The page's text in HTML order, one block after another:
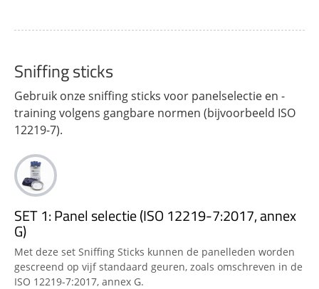
Sniffing sticks
Gebruik onze sniffing sticks voor panelselectie en -
training volgens gangbare normen (bijvoorbeeld ISO
12219-7).
SET 1: Panel selectie (ISO 12219-7:2017, annex
G)
Met deze set Sniffing Sticks kunnen de panelleden worden
gescreend op vijf standaard geuren, zoals omschreven in de
ISO 12219-7:2017, annex G.